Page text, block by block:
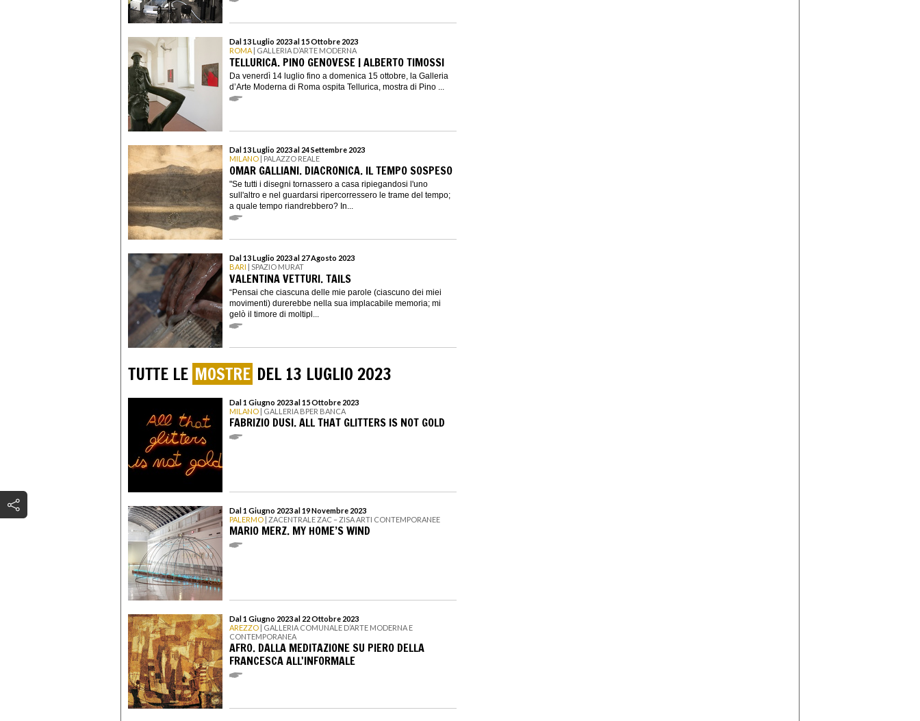
Dal 13 Luglio 2023 al 15 Ottobre 2023
ROMA | GALLERIA D’ARTE MODERNA
TELLURICA. PINO GENOVESE | ALBERTO TIMOSSI
Da venerdì 14 luglio fino a domenica 15 ottobre, la Galleria
d’Arte Moderna di Roma ospita Tellurica, mostra di Pino ...
Dal 13 Luglio 2023 al 24 Settembre 2023
MILANO | PALAZZO REALE
OMAR GALLIANI. DIACRONICA. IL TEMPO SOSPESO
"Se tutti i disegni tornassero a casa ripiegandosi l'uno
sull'altro e nel guardarsi ripercorressero le trame del tempo;
a quale tempo riandrebbero? In...
Dal 13 Luglio 2023 al 27 Agosto 2023
BARI | SPAZIO MURAT
VALENTINA VETTURI. TAILS
“Pensai che ciascuna delle mie parole (ciascuno dei miei
movimenti) durerebbe nella sua implacabile memoria; mi
gelò il timore di moltipl...
TUTTE LE MOSTRE DEL 13 LUGLIO 2023
Dal 1 Giugno 2023 al 15 Ottobre 2023
MILANO | GALLERIA BPER BANCA
FABRIZIO DUSI. ALL THAT GLITTERS IS NOT GOLD
Dal 1 Giugno 2023 al 19 Novembre 2023
PALERMO | ZACENTRALE ZAC – ZISA ARTI CONTEMPORANEE
MARIO MERZ. MY HOME’S WIND
Dal 1 Giugno 2023 al 22 Ottobre 2023
AREZZO | GALLERIA COMUNALE D’ARTE MODERNA E
CONTEMPORANEA
AFRO. DALLA MEDITAZIONE SU PIERO DELLA
FRANCESCA ALL'INFORMALE